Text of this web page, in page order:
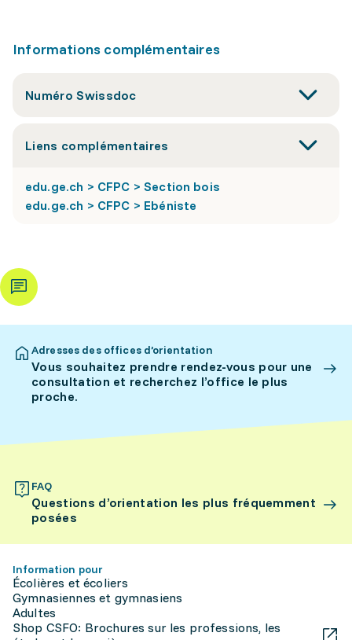
Informations complémentaires
Numéro Swissdoc
Liens complémentaires
edu.ge.ch > CFPC > Section bois
edu.ge.ch > CFPC > Ebéniste
Adresses des offices d’orientation
Vous souhaitez prendre rendez-vous pour une
consultation et recherchez l’office le plus
proche.
FAQ
Questions d’orientation les plus fréquemment
posées
Information pour
Écolières et écoliers
Gymnasiennes et gymnasiens
Adultes
Shop CSFO: Brochures sur les professions, les